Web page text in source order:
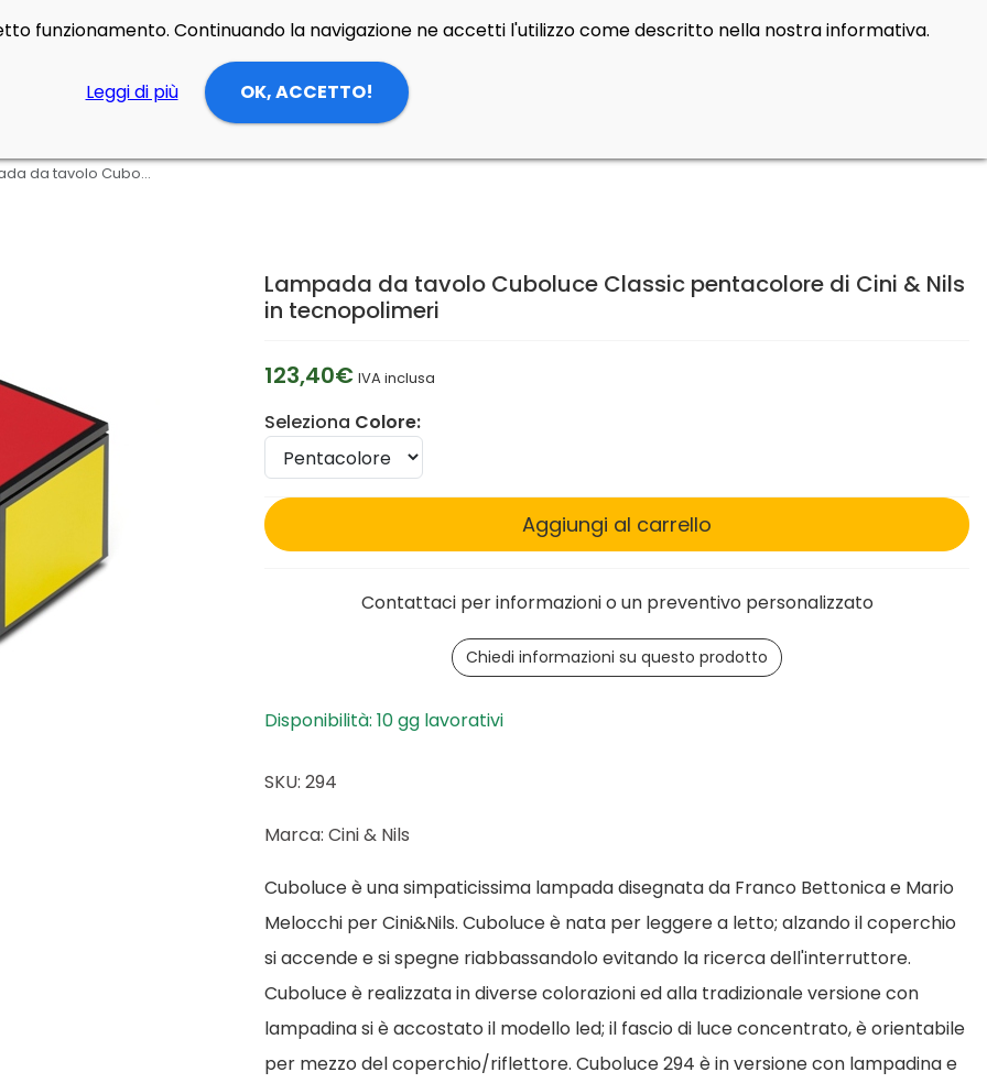
Lampada da tavolo Cuboluce Classic pentacolore di Cini & Nils in tecnopolimeri
Lampada da tavolo Cuboluce Classic pentacolore di Cini & Nils
in tecnopolimeri
123,40€ IVA inclusa
Seleziona Colore:
Aggiungi al carrello
Contattaci per informazioni o un preventivo personalizzato
Chiedi informazioni su questo prodotto
Disponibilità: 10 gg lavorativi
SKU: 294
Marca: Cini & Nils
Cuboluce è una simpaticissima lampada disegnata da Franco Bettonica e Mario
Melocchi per Cini&Nils. Cuboluce è nata per leggere a letto; alzando il coperchio
si accende e si spegne riabbassandolo evitando la ricerca dell'interruttore.
Cuboluce è realizzata in diverse colorazioni ed alla tradizionale versione con
lampadina si è accostato il modello led; il fascio di luce concentrato, è orientabile
per mezzo del coperchio/riflettore. Cuboluce 294 è in versione con lampadina e
funzionamento. Continuando la navigazione ne accetti l'utilizzo come descritto nella nostra informativa.
Leggi di più OK, ACCETTO!